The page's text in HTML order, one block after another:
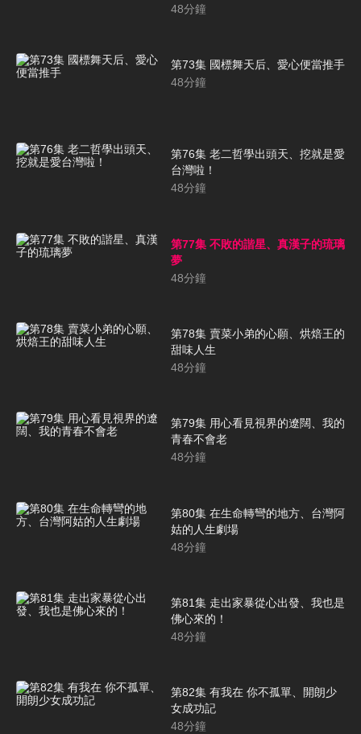
48分鐘
第73集 國標舞天后、愛心便當推手
48分鐘
第76集 老二哲學出頭天、挖就是愛
台灣啦！
48分鐘
第77集 不敗的諧星、真漢子的琉璃
夢
48分鐘
第78集 賣菜小弟的心願、烘焙王的
甜味人生
48分鐘
第79集 用心看見視界的遼闊、我的
青春不會老
48分鐘
第80集 在生命轉彎的地方、台灣阿
姑的人生劇場
48分鐘
第81集 走出家暴從心出發、我也是
佛心來的！
48分鐘
第82集 有我在 你不孤單、開朗少
女成功記
48分鐘